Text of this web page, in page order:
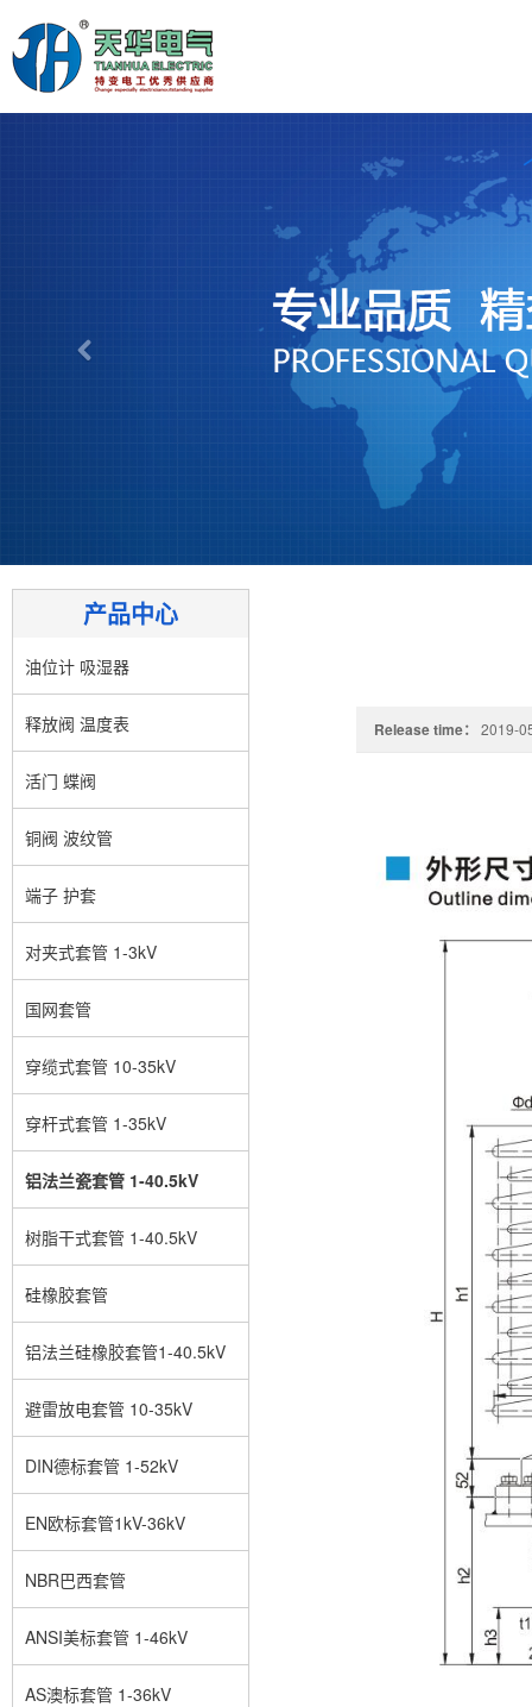
产品中心
油位计 吸湿器
释放阀 温度表
活门 蝶阀
铜阀 波纹管
端子 护套
对夹式套管 1-3kV
国网套管
穿缆式套管 10-35kV
穿杆式套管 1-35kV
铝法兰瓷套管 1-40.5kV
树脂干式套管 1-40.5kV
硅橡胶套管
铝法兰硅橡胶套管1-40.5kV
避雷放电套管 10-35kV
DIN德标套管 1-52kV
EN欧标套管1kV-36kV
NBR巴西套管
ANSI美标套管 1-46kV
AS澳标套管 1-36kV
Release time： 2019-